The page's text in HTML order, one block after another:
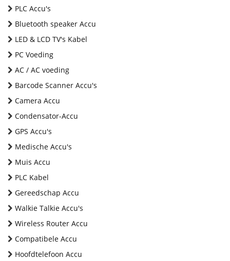
PLC Accu's
Bluetooth speaker Accu
LED & LCD TV's Kabel
PC Voeding
AC / AC voeding
Barcode Scanner Accu's
Camera Accu
Condensator-Accu
GPS Accu's
Medische Accu's
Muis Accu
PLC Kabel
Gereedschap Accu
Walkie Talkie Accu's
Wireless Router Accu
Compatibele Accu
Hoofdtelefoon Accu